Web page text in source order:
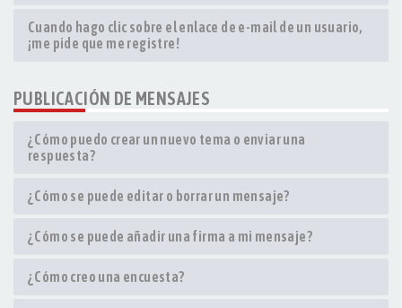
Cuando hago clic sobre el enlace de e-mail de un usuario,
¡me pide que me registre!
PUBLICACIÓN DE MENSAJES
¿Cómo puedo crear un nuevo tema o enviar una
respuesta?
¿Cómo se puede editar o borrar un mensaje?
¿Cómo se puede añadir una firma a mi mensaje?
¿Cómo creo una encuesta?